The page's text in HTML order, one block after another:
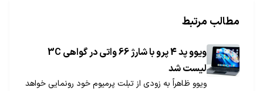
مطالب مرتبط
ویوو پد 4 پرو با شارژ 66 واتی در گواهی 3C
لیست شد
ویوو ظاهراً به زودی از تبلت پرمیوم خود رونمایی خواهد